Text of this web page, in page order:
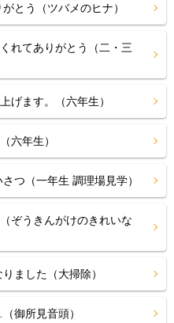
とう（ツバメのヒナ）
れてありがとう（二・三
ます。（六年生）
六年生）
つ（一年生 調理場見学）
うきんがけのきれいな
ました（大掃除）
御所見音頭）